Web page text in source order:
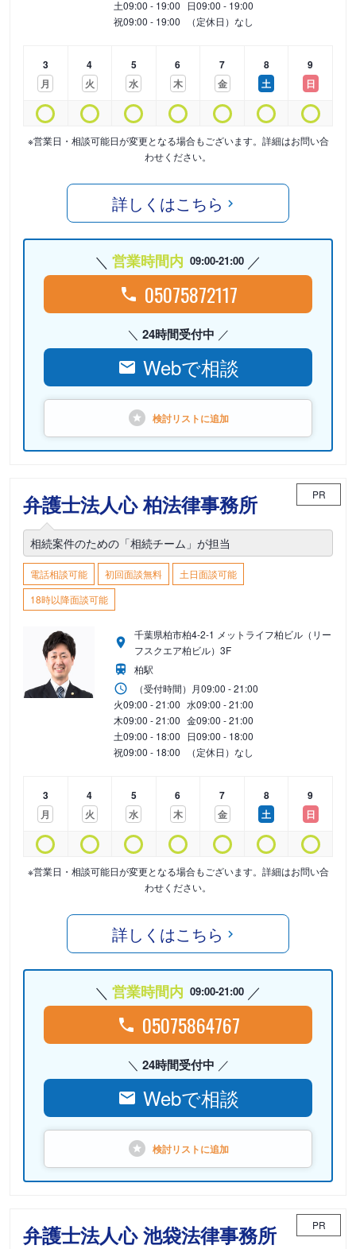
土09:00 - 19:00 日09:00 - 19:00
祝09:00 - 19:00 （定休日）なし
3
月
4
火
5
水
6
木
7
金
8
土
9
日
※営業日・相談可能日が変更となる場合もございます。詳細はお問い合
わせください。
詳しくはこちら
営業時間内 09:00-21:00
05075872117
24時間受付中
Webで相談
検討リストに追加
弁護士法人心 柏法律事務所 PR
相続案件のための「相続チーム」が担当
電話相談可能 初回面談無料
土日面談可能
18時以降面談可能
千葉県柏市柏4-2-1 メットライフ柏ビル（リー
フスクエア柏ビル）3F
柏駅
（受付時間） 月09:00 - 21:00
火09:00 - 21:00 水09:00 - 21:00
木09:00 - 21:00 金09:00 - 21:00
土09:00 - 18:00 日09:00 - 18:00
祝09:00 - 18:00 （定休日）なし
3
月
4
火
5
水
6
木
7
金
8
土
9
日
※営業日・相談可能日が変更となる場合もございます。詳細はお問い合
わせください。
詳しくはこちら
営業時間内 09:00-21:00
05075864767
24時間受付中
Webで相談
検討リストに追加
弁護士法人心 池袋法律事務所 PR